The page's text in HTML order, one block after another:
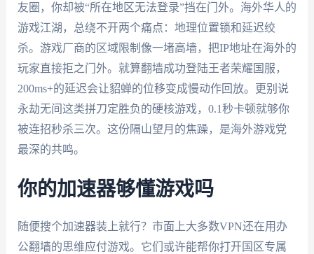
友圈，你却被“所在地区无法登录”挡在门外。海外华人的
游戏江湖，总绕不开两个痛点：地理位置锁和延迟绞
杀。游戏厂商的区域限制像一堵高墙，把IP地址在海外的
玩家直接拒之门外。就算翻墙成功登陆王者荣耀国服，
200ms+的延迟会让貂蝉的位移变成慢动作回放。更别说
永劫无间这类拼刀定胜负的硬核游戏，0.1秒卡顿就够你
被连招秒杀三次。这份隔山望月的焦躁，是海外游戏党
最深的共鸣。
你的加速器够懂游戏吗
随便搜个加速器装上就行？市面上大多数VPN还在用办
公翻墙的思维应付游戏。它们或许能帮你打开国区专属